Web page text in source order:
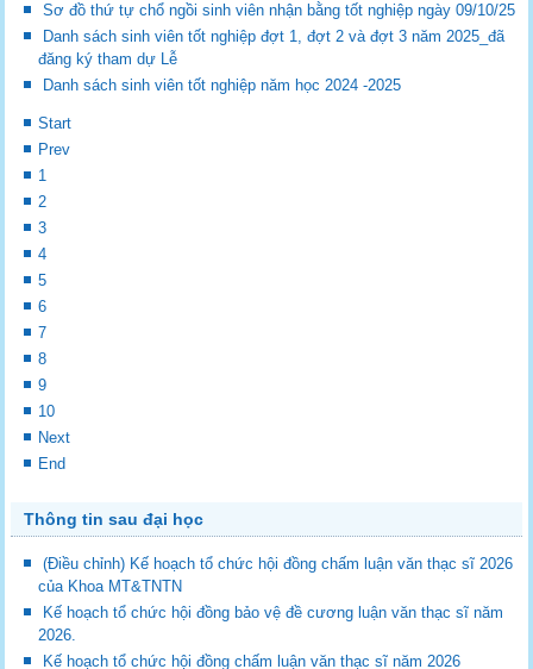
Sơ đồ thứ tự chổ ngồi sinh viên nhận bằng tốt nghiệp ngày 09/10/25
Danh sách sinh viên tốt nghiệp đợt 1, đợt 2 và đợt 3 năm 2025_đã
đăng ký tham dự Lễ
Danh sách sinh viên tốt nghiệp năm học 2024 -2025
Start
Prev
1
2
3
4
5
6
7
8
9
10
Next
End
Thông tin sau đại học
(Điều chỉnh) Kế hoạch tổ chức hội đồng chấm luận văn thạc sĩ 2026
của Khoa MT&TNTN
Kế hoạch tổ chức hội đồng bảo vệ đề cương luận văn thạc sĩ năm
2026.
Kế hoạch tổ chức hội đồng chấm luận văn thạc sĩ năm 2026